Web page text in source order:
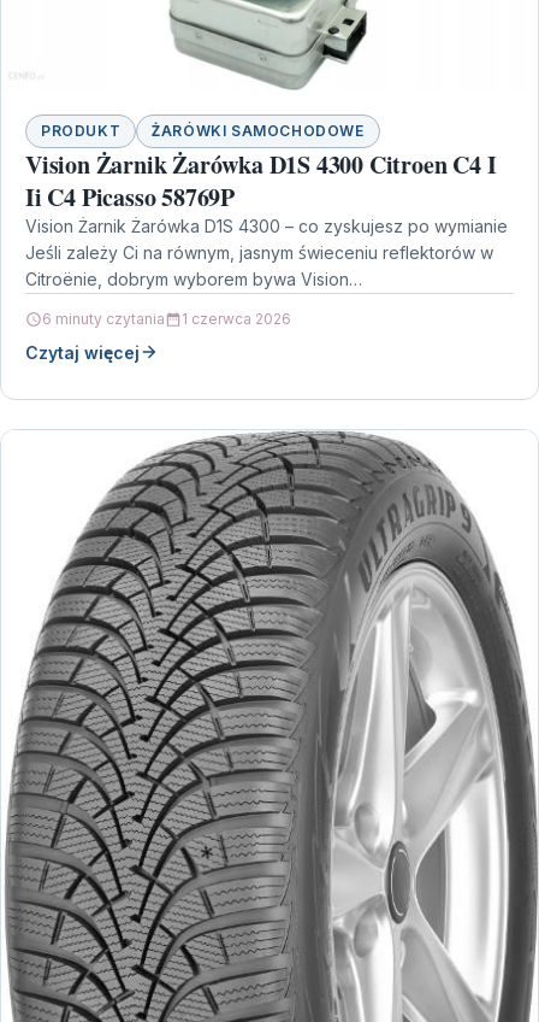
PRODUKT ŻARÓWKI SAMOCHODOWE
Vision Żarnik Żarówka D1S 4300 Citroen C4 I
Ii C4 Picasso 58769P
Vision Żarnik Żarówka D1S 4300 – co zyskujesz po wymianie
Jeśli zależy Ci na równym, jasnym świeceniu reflektorów w
Citroënie, dobrym wyborem bywa Vision…
6 minuty czytania 1 czerwca 2026
Czytaj więcej